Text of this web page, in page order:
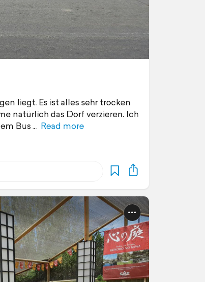
liegt. Es ist alles sehr trocken
natürlich das Dorf verzieren. Ich
Bus
Read more